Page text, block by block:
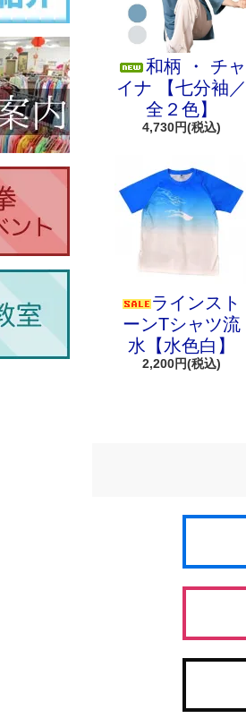
和柄 ・ チャ
イナ 【七分袖／
全２色】
4,730円(税込)
ラインスト
ーンTシャツ流
水【水色白】
2,200円(税込)